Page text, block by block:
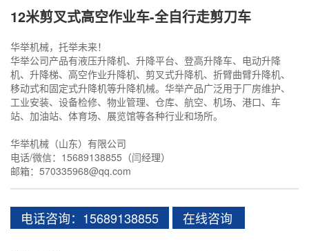
12米剪叉式高空作业车-全自行走剪刀车
华举机械，托举未来！
华举公司产品有液压升降机、升降平台、登高升降车、电动升降
机、升降梯、高空作业升降机、剪叉式升降机、折臂曲臂升降机、
移动式和固定式升降机等升降机械。华举产品广泛用于厂房维护、
工业安装、设备检修、物业管理、仓库、航空、机场、港口、车
站、加油站、体育场、展览馆等各种行业和场所。
华举机械（山东）有限公司
电话/微信：15689138855（闫经理）
邮箱：570335968@qq.com
电话咨询：15689138855 在线咨询